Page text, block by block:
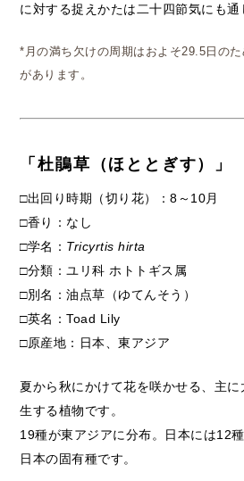
に対する捉えかたは二十四節気にも通
*月の満ち欠けの周期はおよそ29.5日の
があります。
「杜鵑草（ほととぎす）」
□出回り時期（切り花）：8～10月
□香り：なし
□学名： Tricyrtis hirta
□分類：ユリ科 ホトトギス属
□別名：油点草（ゆてんそう）
□英名：Toad Lily
□原産地：日本、東アジア
夏から秋にかけて花を咲かせる、主
生する植物です。
19種が東アジアに分布。日本には12
日本の固有種です。